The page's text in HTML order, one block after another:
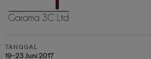
TANGGAL
19–23 Juni 2017